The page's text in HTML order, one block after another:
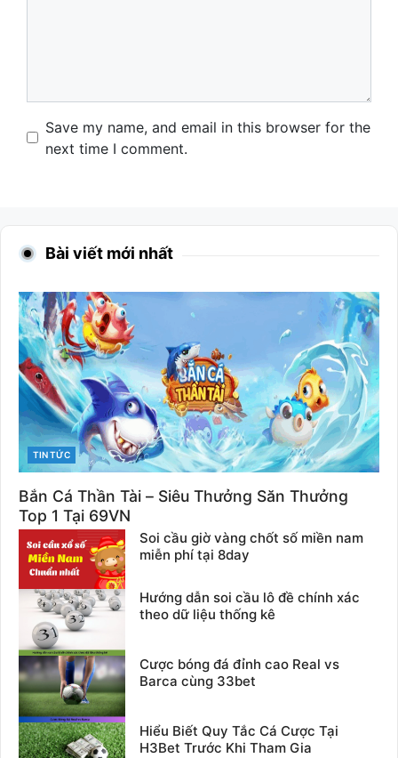
Name
Email
Website
Save my name, and email in this browser for the
next time I comment.
Bài viết mới nhất
CATEGORIES
TIN TỨC
Bắn Cá Thần Tài – Siêu Thưởng Săn Thưởng
Top 1 Tại 69VN
Soi cầu giờ vàng chốt số miền nam
miễn phí tại 8day
Hướng dẫn soi cầu lô đề chính xác
theo dữ liệu thống kê
Cược bóng đá đỉnh cao Real vs
Barca cùng 33bet
Hiểu Biết Quy Tắc Cá Cược Tại
H3Bet Trước Khi Tham Gia